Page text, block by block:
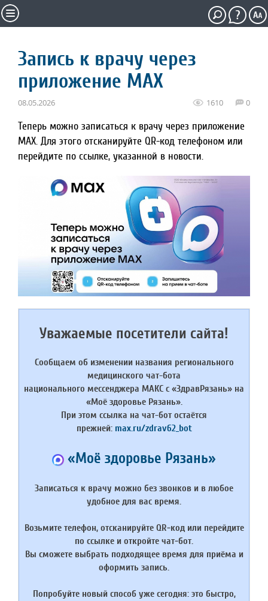
Запись к врачу через
приложение МАХ
08.05.2026 1610 0
Теперь можно записаться к врачу через приложение
МАХ. Для этого отсканируйте QR-код телефоном или
перейдите по ссылке, указанной в новости.
Уважаемые посетители сайта!
Сообщаем об изменении названия регионального
медицинского чат-бота
национального мессенджера МАКС с «ЗдравРязань» на
«Моё здоровье Рязань».
При этом ссылка на чат-бот остаётся
прежней: max.ru/zdrav62_bot
«Моё здоровье Рязань»
Записаться к врачу можно без звонков и в любое
удобное для вас время.
Возьмите телефон, отсканируйте QR‑код или перейдите
по ссылке и откройте чат‑бот.
Вы сможете выбрать подходящее время для приёма и
оформить запись.
Попробуйте новый способ уже сегодня: это быстро,